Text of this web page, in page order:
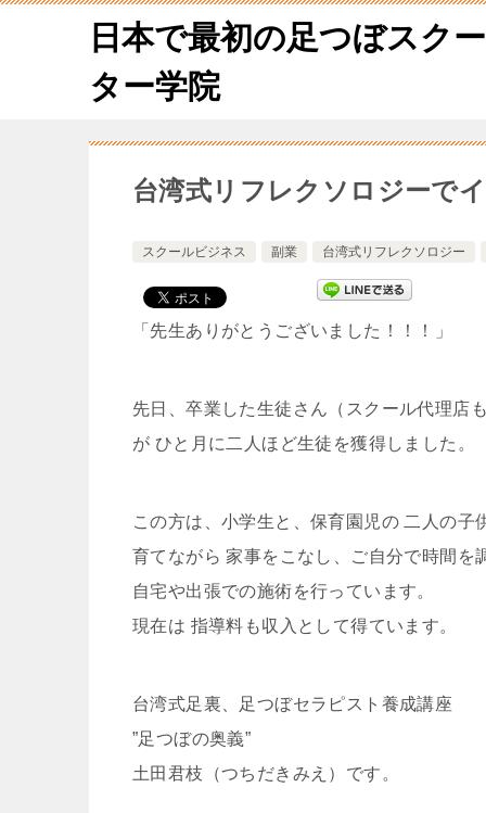
日本で最初の足つぼスク
ター学院
台湾式リフレクソロジーで
スクールビジネス 副業 台湾式リフレクソロジー
「先生ありがとうございました！！！」
先日、卒業した生徒さん（スクール代理店も
が ひと月に二人ほど生徒を獲得しました。
この方は、小学生と、保育園児の 二人の子
育てながら 家事をこなし、ご自分で時間を
自宅や出張での施術を行っています。
現在は 指導料も収入として得ています。
台湾式足裏、足つぼセラピスト養成講座
”足つぼの奥義”
土田君枝（つちだきみえ）です。